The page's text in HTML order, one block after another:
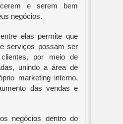
e serem bem
negócios.
elas permite que
serviços possam ser
por meio de
unindo a área de
marketing interno,
das vendas e
negócios dentro do